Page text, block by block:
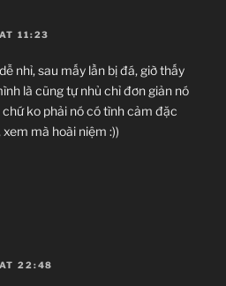
11:23
nhỉ, sau mấy lần bị đá, giờ thấy
là cũng tự nhủ chỉ đơn giản nó
ko phải nó có tình cảm đặc
mà hoài niệm :))
22:48